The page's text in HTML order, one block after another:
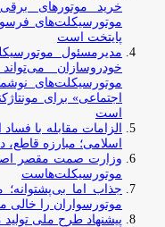
خرید موتورهای
موتورسیکلت‌های
پایتخت است
مدیرمسئول
خودروسازان
موتورسیکلت‌های
اجتماعی» برای
است
الزامات مقابله با
اسلامی؛ مبارزه قاطع،
وزارت صمت مقصر
موتورسیکلت‌هاست
جذاب اما
موتورسواران را خالی
پیشنهاد طرح ملی